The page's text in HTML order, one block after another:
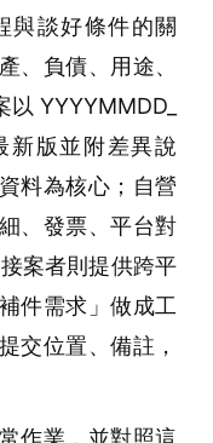
與談好條件的關
、負債、用途、
YYYYMMDD_
新版並附差異說
料為核心；自營
、發票、平台對
案者則提供跨平
件需求」做成工
交位置、備註，
作業，並對照這